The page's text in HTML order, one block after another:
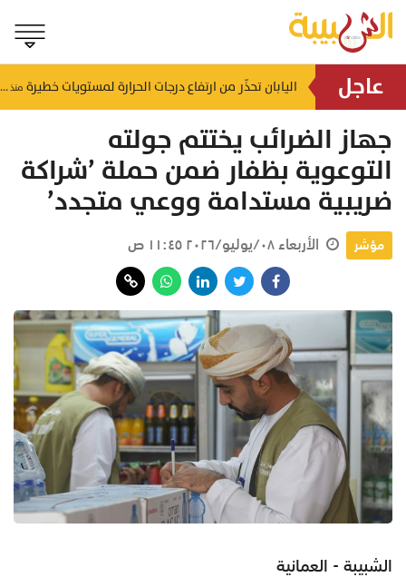
عاجل منذ ١٧ ساعة
اليابان تحذّر من ارتفاع درجات الحرارة لمستويات خطيرة منذ ١٧ ساعة
جهاز الضرائب يختتم جولته
التوعوية بظفار ضمن حملة ’شراكة
ضريبية مستدامة ووعي متجدد’
مؤشر الأربعاء ٠٨/يوليو/٢٠٢٦ ١١:٤٥ ص
الشبيبة - العمانية